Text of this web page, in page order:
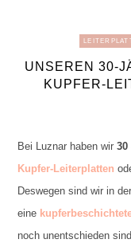
UNSEREN 30-
KUPFER-
Bei Luznar haben wir 30
Kupfer-Leiterplatten
Deswegen sind wir in
eine
noch unentschieden